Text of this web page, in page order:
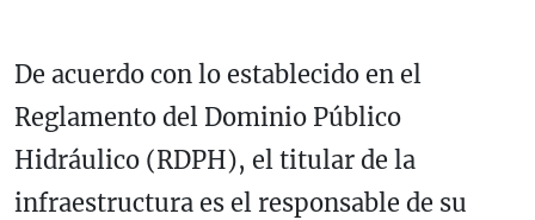
De acuerdo con lo establecido en el
Reglamento del Dominio Público
Hidráulico (RDPH), el titular de la
infraestructura es el responsable de su